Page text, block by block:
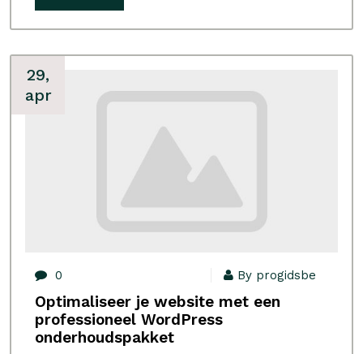
29,
apr
0 By progidsbe
Optimaliseer je website met een
professioneel WordPress
onderhoudspakket